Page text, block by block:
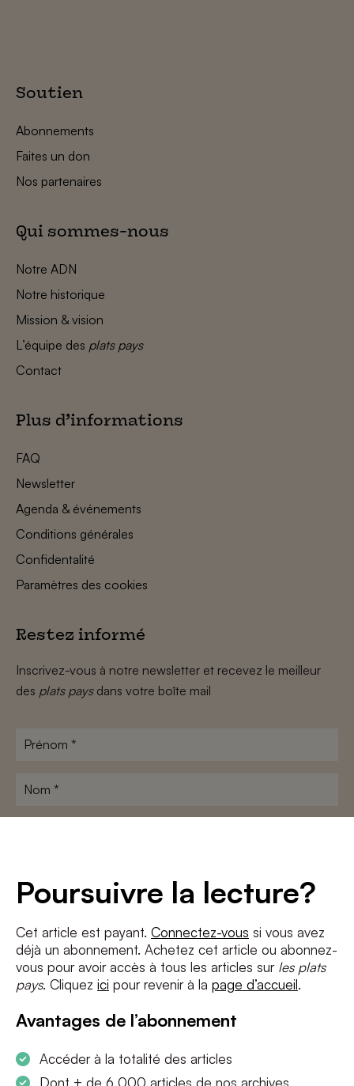
Poursuivre la lecture?
Cet article est payant. Connectez-vous si vous avez
déjà un abonnement. Achetez cet article ou abonnez-
vous pour avoir accès à tous les articles sur les plats
pays. Cliquez ici pour revenir à la page d’accueil.
Avantages de l’abonnement
Accéder à la totalité des articles
Dont + de 6 000 articles de nos archives
Soutien
Abonnements
Faites un don
Nos partenaires
Qui sommes-nous
Notre ADN
Notre historique
Mission & vision
L’équipe des plats pays
Contact
Plus d’informations
FAQ
Newsletter
Agenda & événements
Conditions générales
Confidentalité
Paramètres des cookies
Restez informé
Inscrivez-vous à notre newsletter et recevez le meilleur
des plats paysdans votre boîte mail
Prénom
Nom
J'accepte les termes et conditions etla politique de confidentialité
S'INSCRIRE